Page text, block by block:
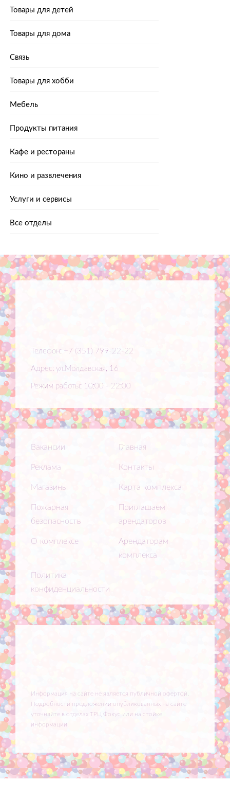
Товары для детей
Товары для дома
Связь
Товары для хобби
Мебель
Продукты питания
Кафе и рестораны
Кино и развлечения
Услуги и сервисы
Все отделы
Телефон: +7 (351) 799-22-22
Адрес: ул.Молдавская, 16
Режим работы: 10:00 - 22:00
Вакансии Главная
Реклама Контакты
Магазины Карта комплекса
Пожарная
безопасность
Приглашаем
арендаторов
О комплексе
Арендаторам
комплекса
Политика
конфиденциальности
Информация на сайте не является публичной офертой.
Подробности предложений опубликованных на сайте
уточняйте в отделах ТРЦ Фокус или на стойке
информации.